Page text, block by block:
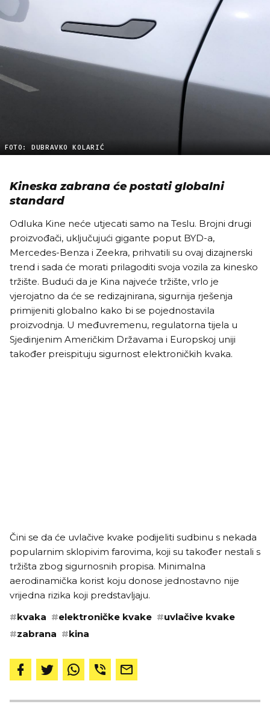
FOTO: DUBRAVKO KOLARIĆ
Kineska zabrana će postati globalni
standard
Odluka Kine neće utjecati samo na Teslu. Brojni drugi
proizvođači, uključujući gigante poput BYD-a,
Mercedes-Benza i Zeekra, prihvatili su ovaj dizajnerski
trend i sada će morati prilagoditi svoja vozila za kinesko
tržište. Budući da je Kina najveće tržište, vrlo je
vjerojatno da će se redizajnirana, sigurnija rješenja
primijeniti globalno kako bi se pojednostavila
proizvodnja. U međuvremenu, regulatorna tijela u
Sjedinjenim Američkim Državama i Europskoj uniji
također preispituju sigurnost elektroničkih kvaka.
Čini se da će uvlačive kvake podijeliti sudbinu s nekada
popularnim sklopivim farovima, koji su također nestali s
tržišta zbog sigurnosnih propisa. Minimalna
aerodinamička korist koju donose jednostavno nije
vrijedna rizika koji predstavljaju.
#kvaka #elektroničke kvake #uvlačive kvake
#zabrana #kina